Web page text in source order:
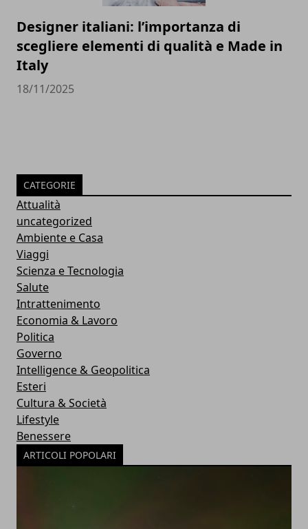
Designer italiani: l’importanza di
scegliere elementi di qualità e Made in
Italy
18/11/2025
CATEGORIE
Attualità
uncategorized
Ambiente e Casa
Viaggi
Scienza e Tecnologia
Salute
Intrattenimento
Economia & Lavoro
Politica
Governo
Intelligence & Geopolitica
Esteri
Cultura & Società
Lifestyle
Benessere
ARTICOLI POPOLARI